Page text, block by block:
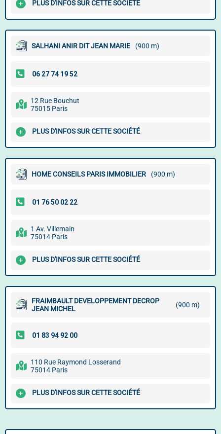
PLUS D'INFOS SUR CETTE SOCIÉTÉ
SALHANI ANIR DIT JEAN MARIE (900 m)
12 Rue Bouchut
75015 Paris
PLUS D'INFOS SUR CETTE SOCIÉTÉ
HOME CONSEILS PARIS IMMOBILIER (900 m)
1 Av. Villemain
75014 Paris
PLUS D'INFOS SUR CETTE SOCIÉTÉ
FRAIMBAULT DEVELOPPEMENT DECROP
JEAN MICHEL
(900 m)
110 Rue Raymond Losserand
75014 Paris
PLUS D'INFOS SUR CETTE SOCIÉTÉ